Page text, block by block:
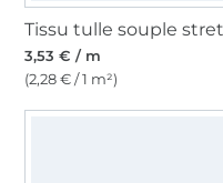
3,53 € / m
(2,28 € / 1 m²)